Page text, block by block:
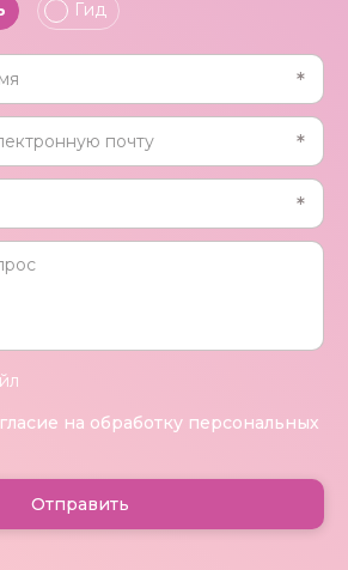
Гид
на обработку персональных
Отправить